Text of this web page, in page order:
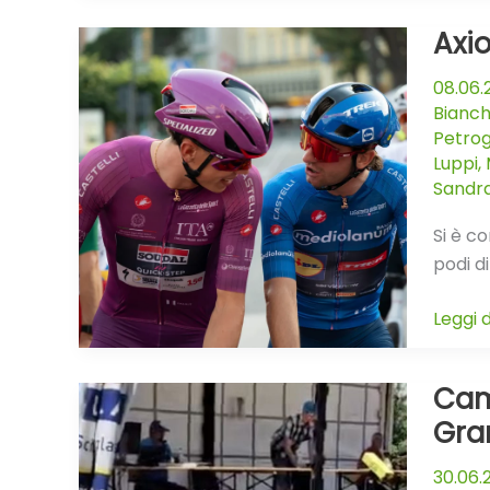
Luppi,
Si è
podi
Axion
Ride
2026,
Leggi